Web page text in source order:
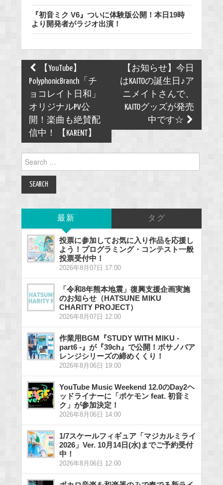
『初音ミク V6』ついに体験版公開！本日19時
より開発者がラジオ出演！
Post
navigation
【YouTube】
PolyphonicBranch「チ
ョコレイト日和」
オリジナルPV公
開！楽曲も絶賛配
信中！ 【KARENT】
【お知らせ】今日
はKAITOの誕生日♪ア
ニメイトさんで、
KAITOグッズが発売
中です☆
for:
最新 タグ
投票に参加してお気に入り作品を応援し
よう！プログラミング・コンテスト一般
投票受付中！
2026年8月07日 17:00
「令和8年熊本地震」復興支援企画実施
のお知らせ（HATSUNE MIKU
CHARITY PROJECT）
2026年8月07日 12:00
作業用BGM『STUDY WITH MIKU -
part6 -』が『39ch』で公開！ボサノバア
レンジシリーズの締めくくり！
2026年8月06日 19:00
YouTube Music Weekend 12.0のDay2ヘ
ッドライナーに「ポケモン feat. 初音ミ
ク」が参加決定！
2026年8月06日 14:00
1/7スケールフィギュア「マジカルミライ
2026」Ver. 10月14日(水)までご予約受付
中！
2026年8月06日 12:00